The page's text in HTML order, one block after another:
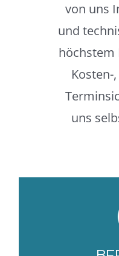
von uns
und
höchstem
Kosten-
uns